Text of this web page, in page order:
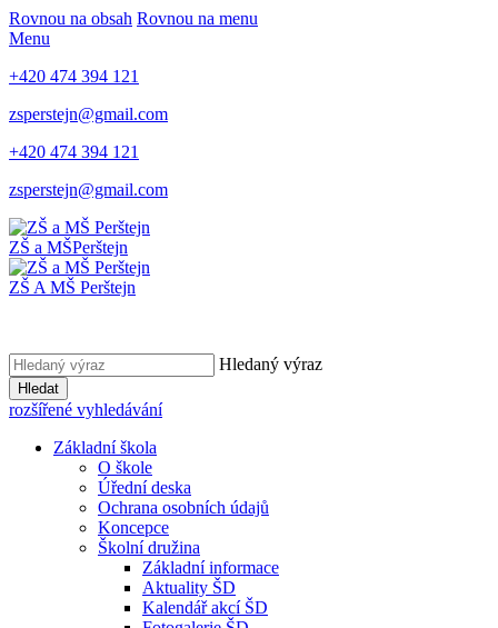
Rovnou na obsah Rovnou na menu
Menu
+420 474 394 121
zsperstejn@gmail.com
+420 474 394 121
zsperstejn@gmail.com
ZŠ a MŠPerštejn
ZŠ A MŠ Perštejn
Hledaný výraz
Hledat
rozšířené vyhledávání
Základní škola
O škole
Úřední deska
Ochrana osobních údajů
Koncepce
Školní družina
Základní informace
Aktuality ŠD
Kalendář akcí ŠD